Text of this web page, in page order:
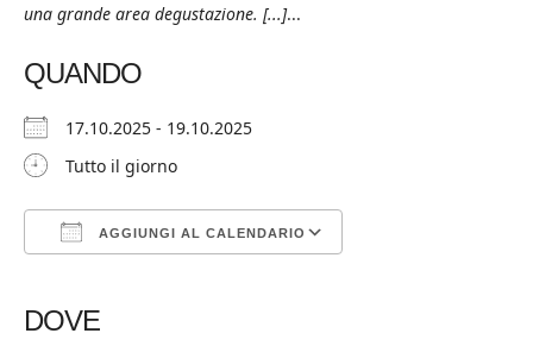
una grande area degustazione. [...]...
QUANDO
17.10.2025 - 19.10.2025
Tutto il giorno
AGGIUNGI AL CALENDARIO
DOVE